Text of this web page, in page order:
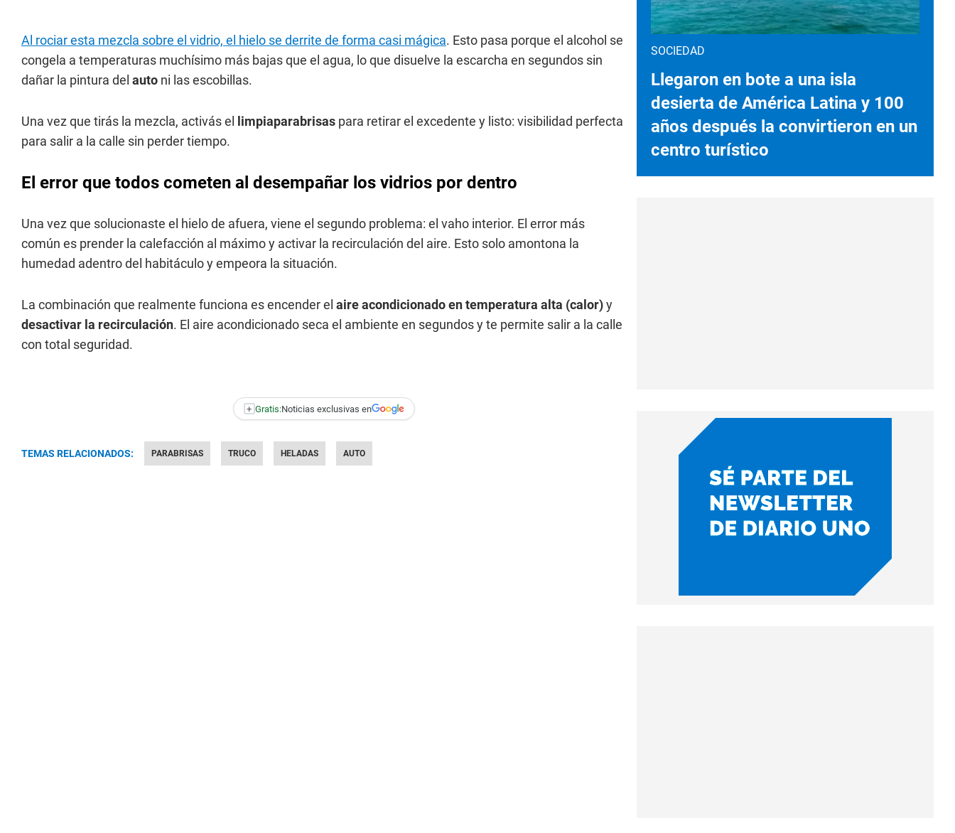
Al rociar esta mezcla sobre el vidrio, el hielo se derrite de forma casi mágica. Esto pasa porque el alcohol se
congela a temperaturas muchísimo más bajas que el agua, lo que disuelve la escarcha en segundos sin
dañar la pintura del auto ni las escobillas.
Una vez que tirás la mezcla, activás el limpiaparabrisas para retirar el excedente y listo: visibilidad perfecta
para salir a la calle sin perder tiempo.
El error que todos cometen al desempañar los vidrios por dentro
Una vez que solucionaste el hielo de afuera, viene el segundo problema: el vaho interior. El error más
común es prender la calefacción al máximo y activar la recirculación del aire. Esto solo amontona la
humedad adentro del habitáculo y empeora la situación.
La combinación que realmente funciona es encender el aire acondicionado en temperatura alta (calor)y
desactivar la recirculación. El aire acondicionado seca el ambiente en segundos y te permite salir a la calle
con total seguridad.
+ Gratis:Noticias exclusivas en
TEMAS RELACIONADOS: PARABRISAS TRUCO HELADAS AUTO
SOCIEDAD
Llegaron en bote a una isla
desierta de América Latina y 100
años después la convirtieron en un
centro turístico